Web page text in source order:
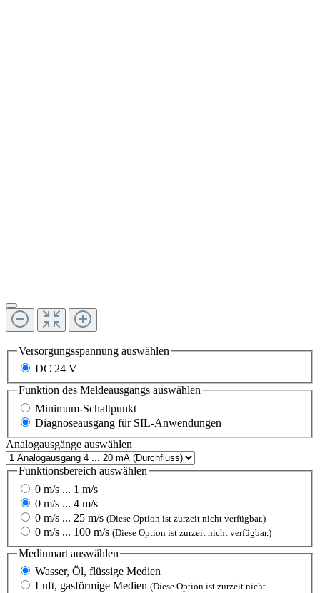
Versorgungsspannung auswählen
DC 24 V
Funktion des Meldeausgangs auswählen
Minimum-Schaltpunkt
Diagnoseausgang für SIL-Anwendungen
Analogausgänge auswählen
Funktionsbereich auswählen
0 m/s ... 1 m/s
0 m/s ... 4 m/s
0 m/s ... 25 m/s (Diese Option ist zurzeit nicht verfügbar.)
0 m/s ... 100 m/s (Diese Option ist zurzeit nicht verfügbar.)
Mediumart auswählen
Wasser, Öl, flüssige Medien
Luft, gasförmige Medien (Diese Option ist zurzeit nicht